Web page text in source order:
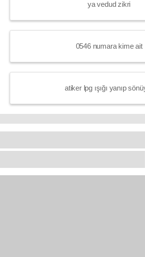
ya vedud zikri
0546 numara kime ait
atiker lpg ışığı yanıp